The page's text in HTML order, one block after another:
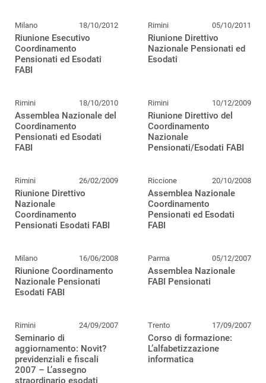
Milano 18/10/2012
Riunione Esecutivo
Coordinamento
Pensionati ed Esodati
FABI
Rimini 05/10/2011
Riunione Direttivo
Nazionale Pensionati ed
Esodati
Rimini 18/10/2010
Assemblea Nazionale del
Coordinamento
Pensionati ed Esodati
FABI
Rimini 10/12/2009
Riunione Direttivo del
Coordinamento
Nazionale
Pensionati/Esodati FABI
Rimini 26/02/2009
Riunione Direttivo
Nazionale
Coordinamento
Pensionati Esodati FABI
Riccione 20/10/2008
Assemblea Nazionale
Coordinamento
Pensionati ed Esodati
FABI
Milano 16/06/2008
Riunione Coordinamento
Nazionale Pensionati
Esodati FABI
Parma 05/12/2007
Assemblea Nazionale
FABI Pensionati
Rimini 24/09/2007
Seminario di
aggiornamento: Novit?
previdenziali e fiscali
2007 – L’assegno
Trento 17/09/2007
Corso di formazione:
L’alfabetizzazione
informatica